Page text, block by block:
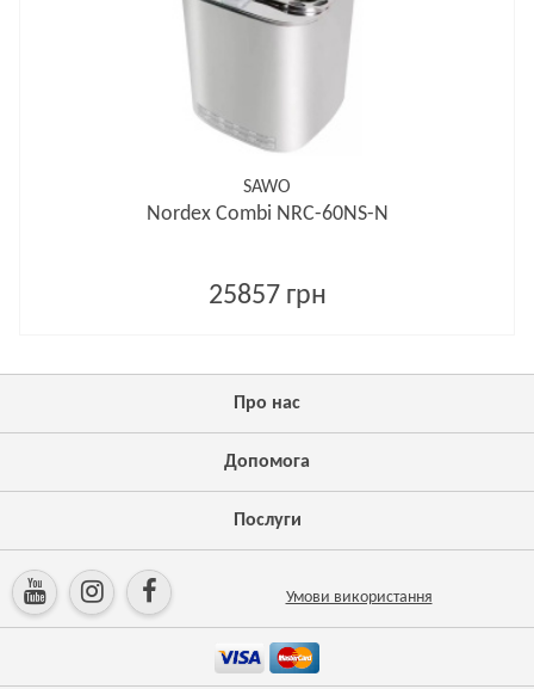
SAWO
Nordex Combi NRC-60NS-N
25857 грн
Про нас
Допомога
Послуги
Умови використання